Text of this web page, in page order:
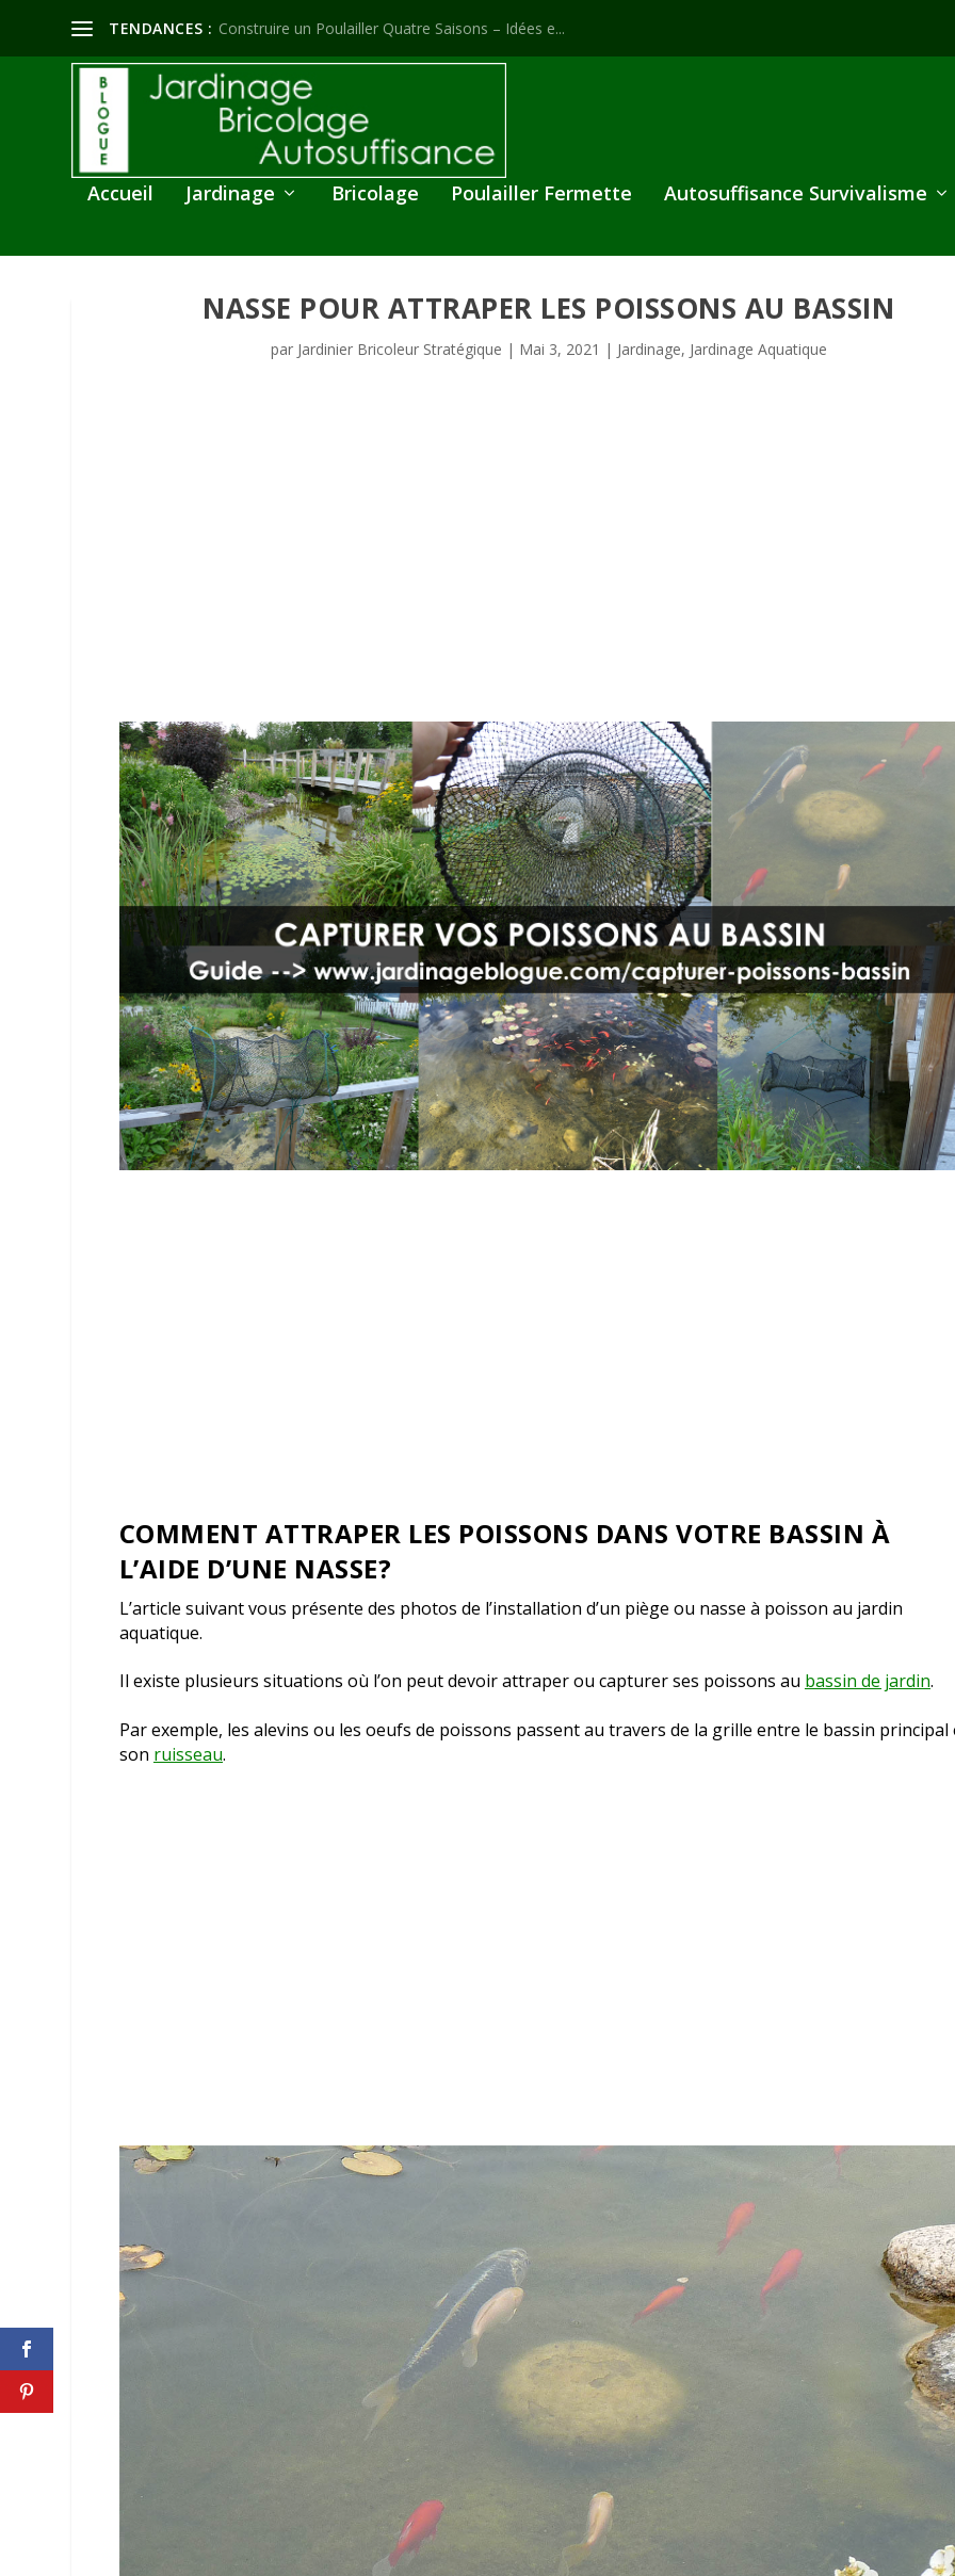
TENDANCES : Construire un Poulailler Quatre Saisons – Idées e...
Accueil Jardinage Bricolage Poulailler Fermette Autosuffisance Survivalisme
NASSE POUR ATTRAPER LES POISSONS AU BASSIN
par Jardinier Bricoleur Stratégique | Mai 3, 2021 | Jardinage, Jardinage Aquatique
COMMENT ATTRAPER LES POISSONS DANS VOTRE BASSIN À
L’AIDE D’UNE NASSE?
L’article suivant vous présente des photos de l’installation d’un piège ou nasse à poisson au jardin
aquatique.
Il existe plusieurs situations où l’on peut devoir attraper ou capturer ses poissons au bassin de jardin.
Par exemple, les alevins ou les oeufs de poissons passent au travers de la grille entre le bassin principal
son ruisseau.